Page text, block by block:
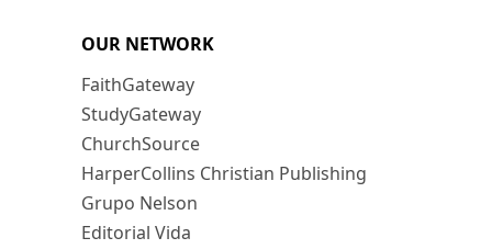
OUR NETWORK
FaithGateway
StudyGateway
ChurchSource
HarperCollins Christian Publishing
Grupo Nelson
Editorial Vida